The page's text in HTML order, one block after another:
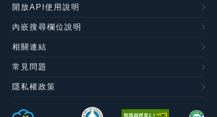
開放API使用說明
內嵌搜尋欄位說明
相關連結
常見問題
隱私權政策